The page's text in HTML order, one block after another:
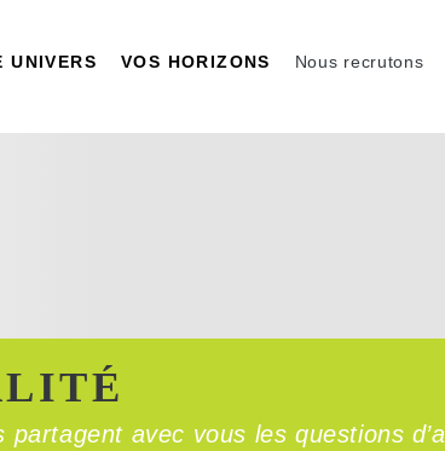
UNIVERS VOS HORIZONS Nous recrutons
partagent avec vous les questions